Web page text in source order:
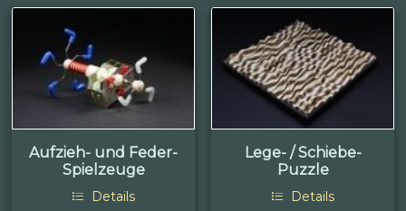
Aufzieh- und Feder-
Spielzeuge
Details
Lege- / Schiebe-
Puzzle
Details